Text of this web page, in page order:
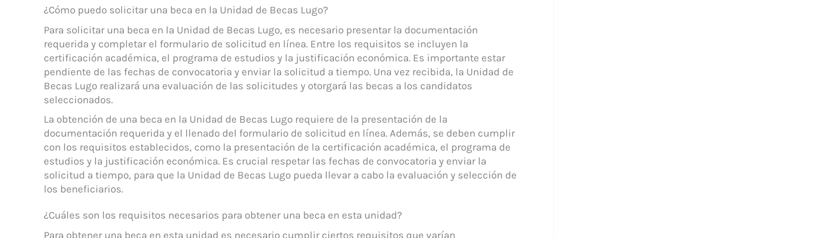
¿Cómo puedo solicitar una beca en la Unidad de Becas Lugo?
Para solicitar una beca en la Unidad de Becas Lugo, es necesario presentar la documentación
requerida y completar el formulario de solicitud en línea. Entre los requisitos se incluyen la
certificación académica, el programa de estudios y la justificación económica. Es importante estar
pendiente de las fechas de convocatoria y enviar la solicitud a tiempo. Una vez recibida, la Unidad de
Becas Lugo realizará una evaluación de las solicitudes y otorgará las becas a los candidatos
seleccionados.
La obtención de una beca en la Unidad de Becas Lugo requiere de la presentación de la
documentación requerida y el llenado del formulario de solicitud en línea. Además, se deben cumplir
con los requisitos establecidos, como la presentación de la certificación académica, el programa de
estudios y la justificación económica. Es crucial respetar las fechas de convocatoria y enviar la
solicitud a tiempo, para que la Unidad de Becas Lugo pueda llevar a cabo la evaluación y selección de
los beneficiarios.
¿Cuáles son los requisitos necesarios para obtener una beca en esta unidad?
Para obtener una beca en esta unidad es necesario cumplir ciertos requisitos que varían